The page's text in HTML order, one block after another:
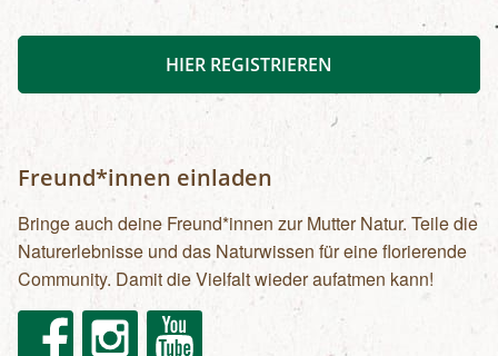
HIER REGISTRIEREN
Freund*innen einladen
Bringe auch deine Freund*innen zur Mutter Natur. Teile die
Naturerlebnisse und das Naturwissen für eine florierende
Community. Damit die Vielfalt wieder aufatmen kann!
FacebookInstagram Youtube